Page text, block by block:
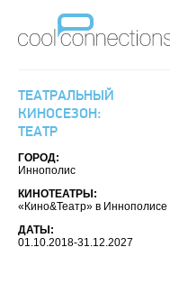
ТЕАТРАЛЬНЫЙ
КИНОСЕЗОН:
ТЕАТР
ГОРОД:
Иннополис
КИНОТЕАТРЫ:
«Кино&Театр» в Иннополисе
ДАТЫ:
01.10.2018-31.12.2027